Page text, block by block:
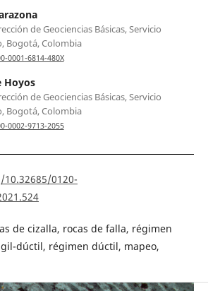
de Geociencias Básicas, Servicio
Bogotá, Colombia
6814-480X
Hoyos
de Geociencias Básicas, Servicio
Bogotá, Colombia
0002-9713-2055
0120-
de cizalla, rocas de falla, régimen
dúctil, régimen dúctil, mapeo,